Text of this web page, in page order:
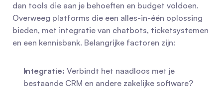
dan tools die aan je behoeften en budget voldoen.
Overweeg platforms die een alles-in-één oplossing
bieden, met integratie van chatbots, ticketsystemen
en een kennisbank. Belangrijke factoren zijn:
Integratie: Verbindt het naadloos met je
bestaande CRM en andere zakelijke software?